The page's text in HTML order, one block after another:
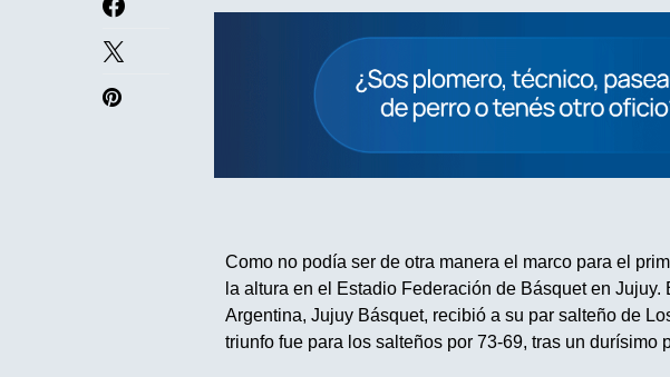
Como no podía ser de otra manera el marco para el
la altura en el Estadio Federación de Básquet en
Argentina, Jujuy Básquet, recibió a su par salteño de
triunfo fue para los salteños por 73-69, tras un durísimo